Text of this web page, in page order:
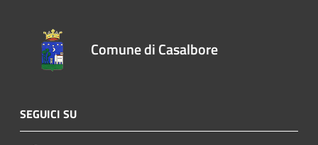
Comune di Casalbore
SEGUICI SU